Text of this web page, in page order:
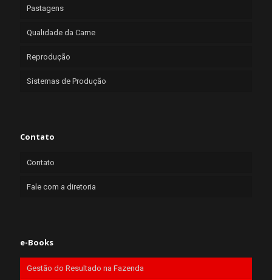
Pastagens
Qualidade da Carne
Reprodução
Sistemas de Produção
Contato
Contato
Fale com a diretoria
e-Books
Gestão do Resultado na Fazenda